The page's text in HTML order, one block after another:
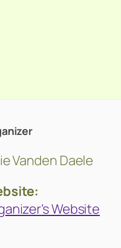
Vanden Daele
Website